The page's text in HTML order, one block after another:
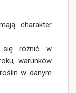
charakter
się różnić w
warunków
w danym